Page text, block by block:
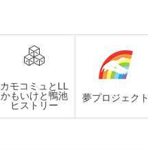
カモコミュとLL
かもいけと鴨池
ヒストリー
夢プロジェクト